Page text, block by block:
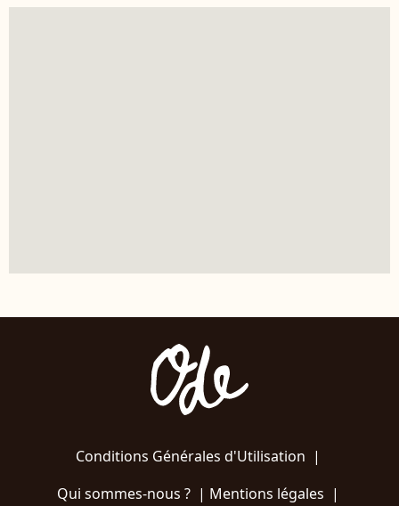
Conditions Générales d'Utilisation |
Qui sommes-nous ?| Mentions légales |